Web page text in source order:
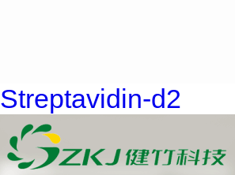
Streptavidin-d2